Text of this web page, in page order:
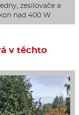
zesilovače a
nad 400 W
v těchto